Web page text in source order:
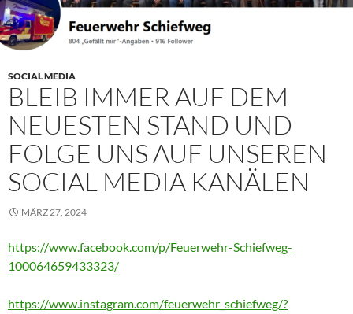
SOCIAL MEDIA
BLEIB IMMER AUF DEM
NEUESTEN STAND UND
FOLGE UNS AUF UNSEREN
SOCIAL MEDIA KANÄLEN
MÄRZ 27, 2024
https://www.facebook.com/p/Feuerwehr-Schiefweg-
100064659433323/
https://www.instagram.com/feuerwehr_schiefweg/?